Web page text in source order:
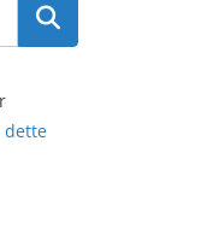
dette